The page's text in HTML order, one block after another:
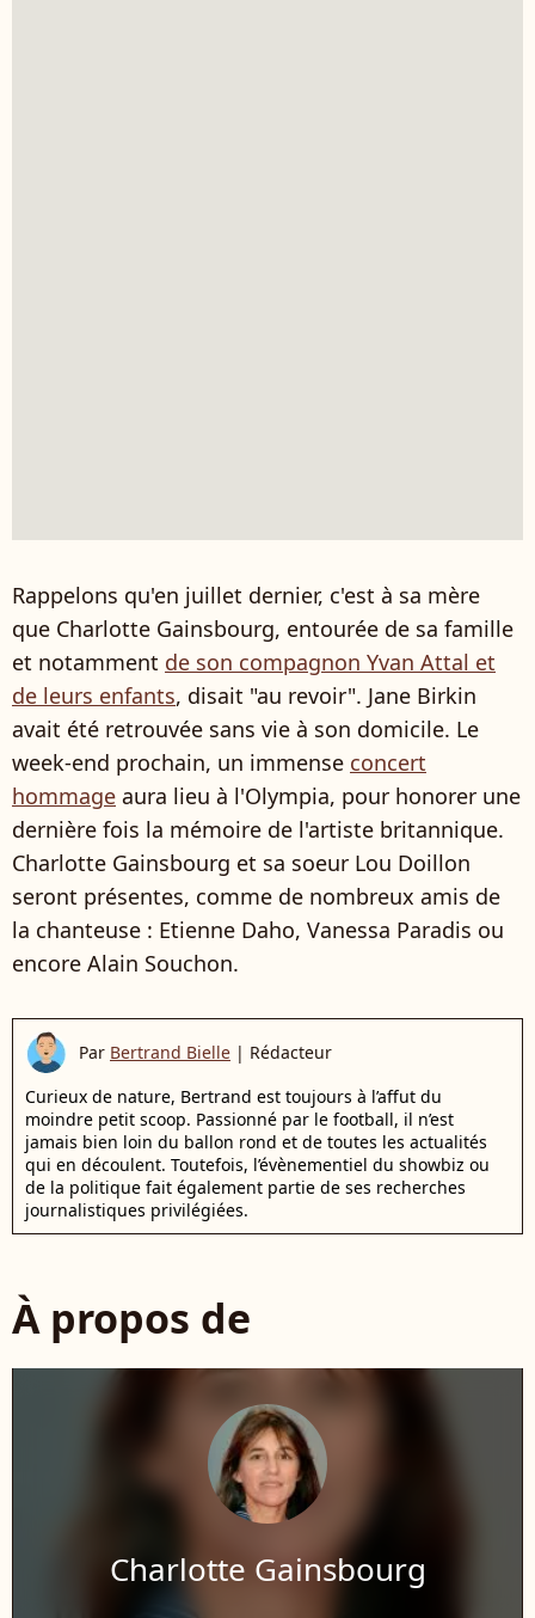
Rappelons qu'en juillet dernier, c'est à sa mère
que Charlotte Gainsbourg, entourée de sa famille
et notamment de son compagnon Yvan Attal et
de leurs enfants, disait "au revoir". Jane Birkin
avait été retrouvée sans vie à son domicile. Le
week-end prochain, un immense concert
hommage aura lieu à l'Olympia, pour honorer une
dernière fois la mémoire de l'artiste britannique.
Charlotte Gainsbourg et sa soeur Lou Doillon
seront présentes, comme de nombreux amis de
la chanteuse : Etienne Daho, Vanessa Paradis ou
encore Alain Souchon.
Par Bertrand Bielle | Rédacteur
Curieux de nature, Bertrand est toujours à l’affut du
moindre petit scoop. Passionné par le football, il n’est
jamais bien loin du ballon rond et de toutes les actualités
qui en découlent. Toutefois, l’évènementiel du showbiz ou
de la politique fait également partie de ses recherches
journalistiques privilégiées.
À propos de
Charlotte Gainsbourg